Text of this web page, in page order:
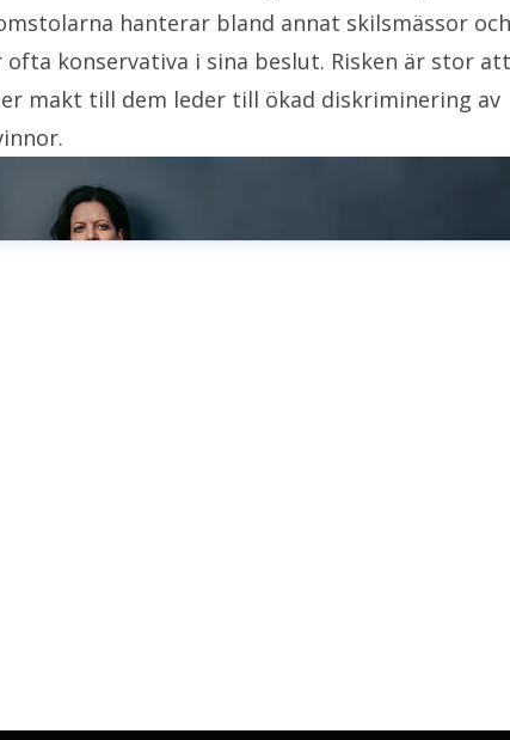
hanterar bland annat skilsmässor
ofta konservativa i sina beslut. Risken är stor
makt till dem leder till ökad diskriminering av